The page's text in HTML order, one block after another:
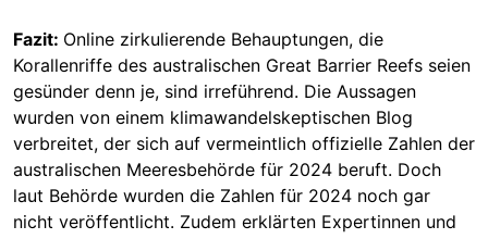
Fazit: Online zirkulierende Behauptungen, die
Korallenriffe des australischen Great Barrier Reefs seien
gesünder denn je, sind irreführend. Die Aussagen
wurden von einem klimawandelskeptischen Blog
verbreitet, der sich auf vermeintlich offizielle Zahlen der
australischen Meeresbehörde für 2024 beruft. Doch
laut Behörde wurden die Zahlen für 2024 noch gar
nicht veröffentlicht. Zudem erklärten Expertinnen und